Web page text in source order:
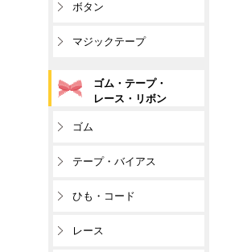
ボタン
マジックテープ
ゴム・テープ・
レース・リボン
ゴム
テープ・バイアス
ひも・コード
レース